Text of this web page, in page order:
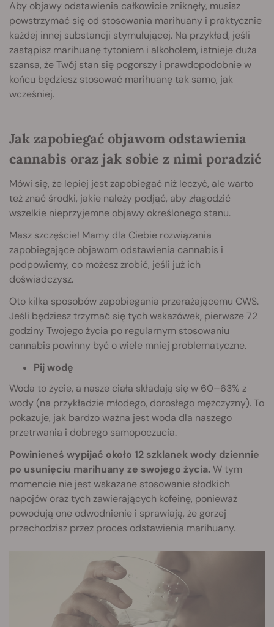
Aby objawy odstawienia całkowicie zniknęły, musisz
powstrzymać się od stosowania marihuany i praktycznie
każdej innej substancji stymulującej. Na przykład, jeśli
zastąpisz marihuanę tytoniem i alkoholem, istnieje duża
szansa, że Twój stan się pogorszy i prawdopodobnie w
końcu będziesz stosować marihuanę tak samo, jak
wcześniej.
Jak zapobiegać objawom odstawienia
cannabis oraz jak sobie z nimi poradzić
Mówi się, że lepiej jest zapobiegać niż leczyć, ale warto
też znać środki, jakie należy podjąć, aby złagodzić
wszelkie nieprzyjemne objawy określonego stanu.
Masz szczęście! Mamy dla Ciebie rozwiązania
zapobiegające objawom odstawienia cannabis i
podpowiemy, co możesz zrobić, jeśli już ich
doświadczysz.
Oto kilka sposobów zapobiegania przerażającemu CWS.
Jeśli będziesz trzymać się tych wskazówek, pierwsze 72
godziny Twojego życia po regularnym stosowaniu
cannabis powinny być o wiele mniej problematyczne.
Pij wodę
Woda to życie, a nasze ciała składają się w 60–63% z
wody (na przykładzie młodego, dorosłego mężczyzny). To
pokazuje, jak bardzo ważna jest woda dla naszego
przetrwania i dobrego samopoczucia.
Powinieneś wypijać około 12 szklanek wody dziennie
po usunięciu marihuany ze swojego życia. W tym
momencie nie jest wskazane stosowanie słodkich
napojów oraz tych zawierających kofeinę, ponieważ
powodują one odwodnienie i sprawiają, że gorzej
przechodzisz przez proces odstawienia marihuany.